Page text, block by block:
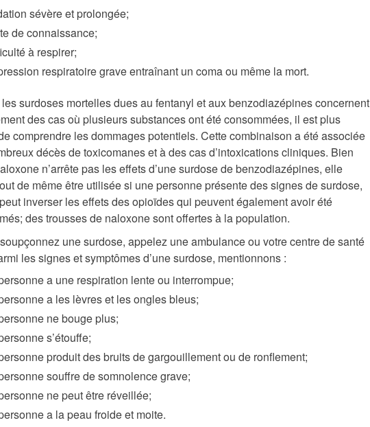
sévère et prolongée;
de connaissance;
à respirer;
respiratoire grave entraînant un coma ou même la mort.
surdoses mortelles dues au fentanyl et aux benzodiazépines concernent
des cas où plusieurs substances ont été consommées, il est plus
comprendre les dommages potentiels. Cette combinaison a été associée
décès de toxicomanes et à des cas d’intoxications cliniques. Bien
n’arrête pas les effets d’une surdose de benzodiazépines, elle
de même être utilisée si une personne présente des signes de surdose,
inverser les effets des opioïdes qui peuvent également avoir été
des trousses de naloxone sont offertes à la population.
une surdose, appelez une ambulance ou votre centre de santé
les signes et symptômes d’une surdose, mentionnons :
a une respiration lente ou interrompue;
a les lèvres et les ongles bleus;
ne bouge plus;
s’étouffe;
produit des bruits de gargouillement ou de ronflement;
souffre de somnolence grave;
ne peut être réveillée;
a la peau froide et moite.